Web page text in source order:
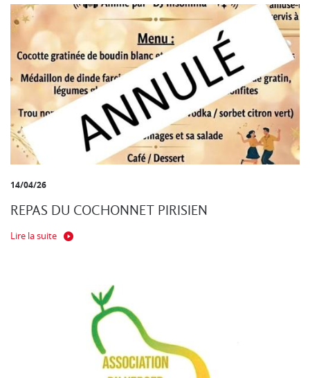
14/04/26
REPAS DU COCHONNET PIRISIEN
Lire la suite